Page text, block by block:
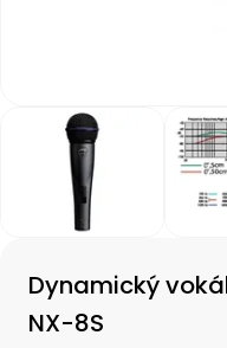
Dynamický
NX-8S